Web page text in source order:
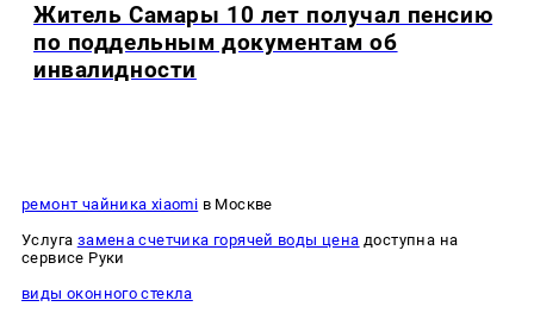
Житель Самары 10 лет получал пенсию
по поддельным документам об
инвалидности
ремонт чайника xiaomi в Москве
Услуга замена счетчика горячей воды цена доступна на
сервисе Руки
виды оконного стекла